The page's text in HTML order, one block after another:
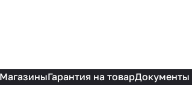
МагазиныГарантия на товарДокументы